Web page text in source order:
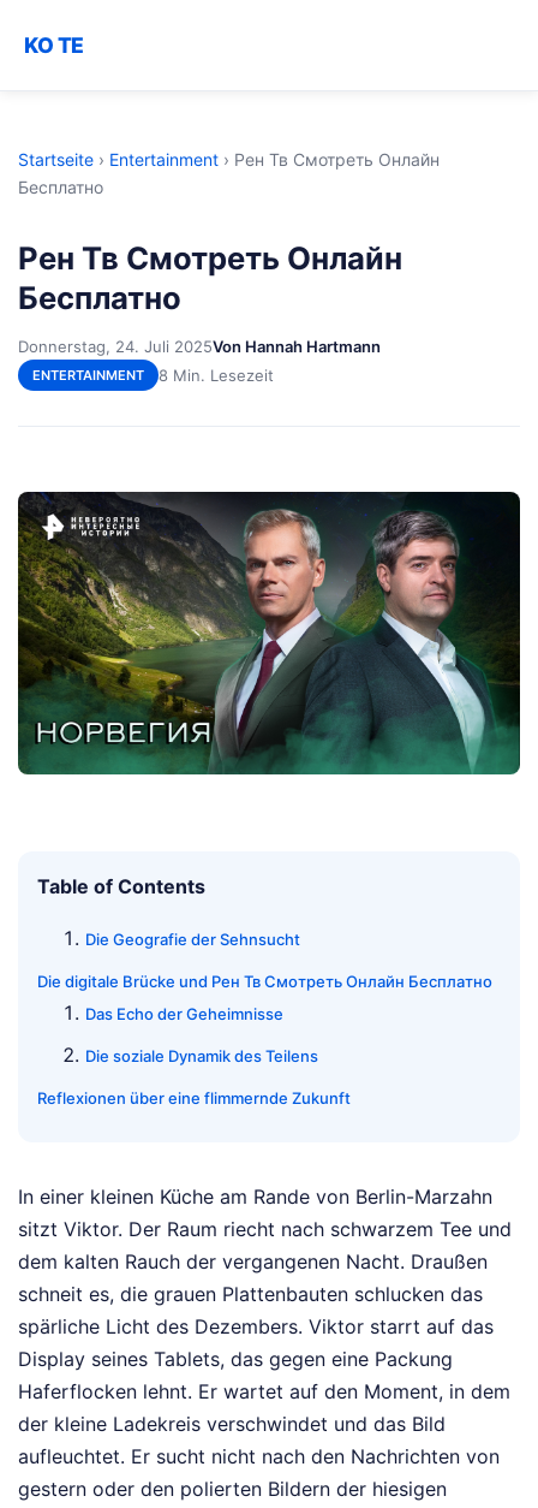
KO TE
Startseite › Entertainment › Рен Тв Смотреть Онлайн
Бесплатно
Рен Тв Смотреть Онлайн
Бесплатно
Donnerstag, 24. Juli 2025Von Hannah Hartmann
ENTERTAINMENT 8 Min. Lesezeit
Table of Contents
Die Geografie der Sehnsucht
Die digitale Brücke und Рен Тв Смотреть Онлайн Бесплатно
Das Echo der Geheimnisse
Die soziale Dynamik des Teilens
Reflexionen über eine flimmernde Zukunft
In einer kleinen Küche am Rande von Berlin-Marzahn
sitzt Viktor. Der Raum riecht nach schwarzem Tee und
dem kalten Rauch der vergangenen Nacht. Draußen
schneit es, die grauen Plattenbauten schlucken das
spärliche Licht des Dezembers. Viktor starrt auf das
Display seines Tablets, das gegen eine Packung
Haferflocken lehnt. Er wartet auf den Moment, in dem
der kleine Ladekreis verschwindet und das Bild
aufleuchtet. Er sucht nicht nach den Nachrichten von
gestern oder den polierten Bildern der hiesigen